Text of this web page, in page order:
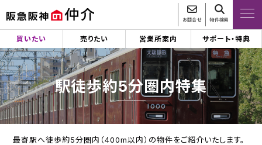
お問合せ 物件検索
買いたい 売りたい 営業所案内 サポート・特典
駅徒歩約5分圏内特集
最寄駅へ徒歩約5分圏内（400m以内）の物件をご紹介いたします。